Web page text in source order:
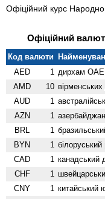
Офіційний курс
Офіційний
Код валюти
AED
1 дирхам ОАЕ
AMD 10 вiрменських
AUD 1
AZN 1
BRL 1
BYN 1 білоруський
CAD 1 канадський
CHF 1
CNY 1 китайський